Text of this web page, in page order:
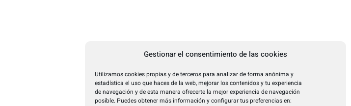
Gestionar el consentimiento de las cookies
Utilizamos cookies propias y de terceros para analizar de forma anónima y
estadística el uso que haces de la web, mejorar los contenidos y tu experiencia
de navegación y de esta manera ofrecerte la mejor experiencia de navegación
posible. Puedes obtener más información y configurar tus preferencias en: